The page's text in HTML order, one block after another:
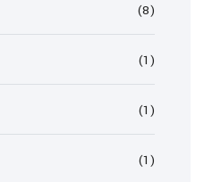
(8)
(1)
(1)
(1)